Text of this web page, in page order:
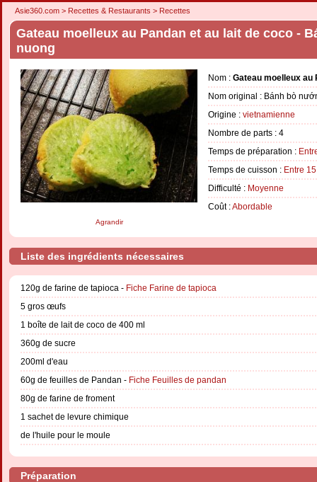
Asie360.com > Recettes & Restaurants > Recettes
Gateau moelleux au Pandan et au lait de coco -
nuong
Agrandir
Nom : Gateau moelleux au
Nom original : Bánh bò
Origine : vietnamienne
Nombre de parts : 4
Temps de préparation :
Temps de cuisson : Entre
Difficulté : Moyenne
Coût :Abordable
Liste des ingrédients nécessaires
120g de farine de tapioca - Fiche Farine de tapioca
5 gros œufs
1 boîte de lait de coco de 400 ml
360g de sucre
200ml d'eau
60g de feuilles de Pandan - Fiche Feuilles de pandan
80g de farine de froment
1 sachet de levure chimique
de l'huile pour le moule
Préparation